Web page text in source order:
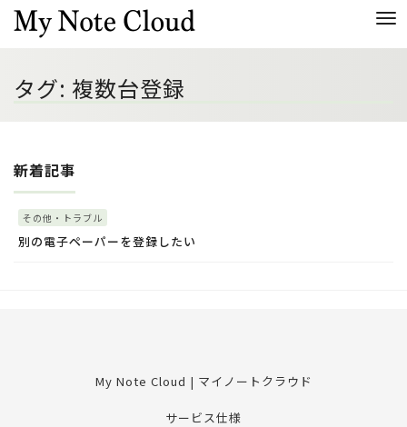
タグ: 複数台登録
新着記事
その他・トラブル
別の電子ペーパーを登録したい
My Note Cloud | マイノートクラウド
サービス仕様